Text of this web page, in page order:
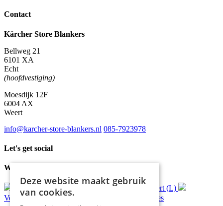
Contact
Kärcher Store Blankers
Bellweg 21
6101 XA
Echt
(hoofdvestiging)
Moesdijk 12F
6004 AX
Weert
info@karcher-store-blankers.nl 085-7923978
Let's get social
Waar wij voor staan
bezorging*
Ophalen in Echt of Weert (L)
Verzonden binnen 48 uur* advies
Deze website maakt gebruik
van cookies.